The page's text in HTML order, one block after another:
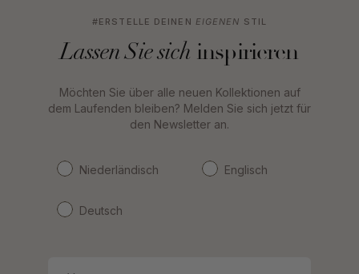
#ERSTELLE DEINEN EIGENEN STIL
Lassen Sie sich inspirieren
Möchten Sie über alle neuen Kollektionen auf
dem Laufenden bleiben? Melden Sie sich jetzt für
den Newsletter an.
Niederländisch Englisch
Deutsch